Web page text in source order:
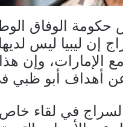
الوفاق
إن ليبيا ليس
الإمارات، وإن
أهداف أبو ظبي
في لقاء